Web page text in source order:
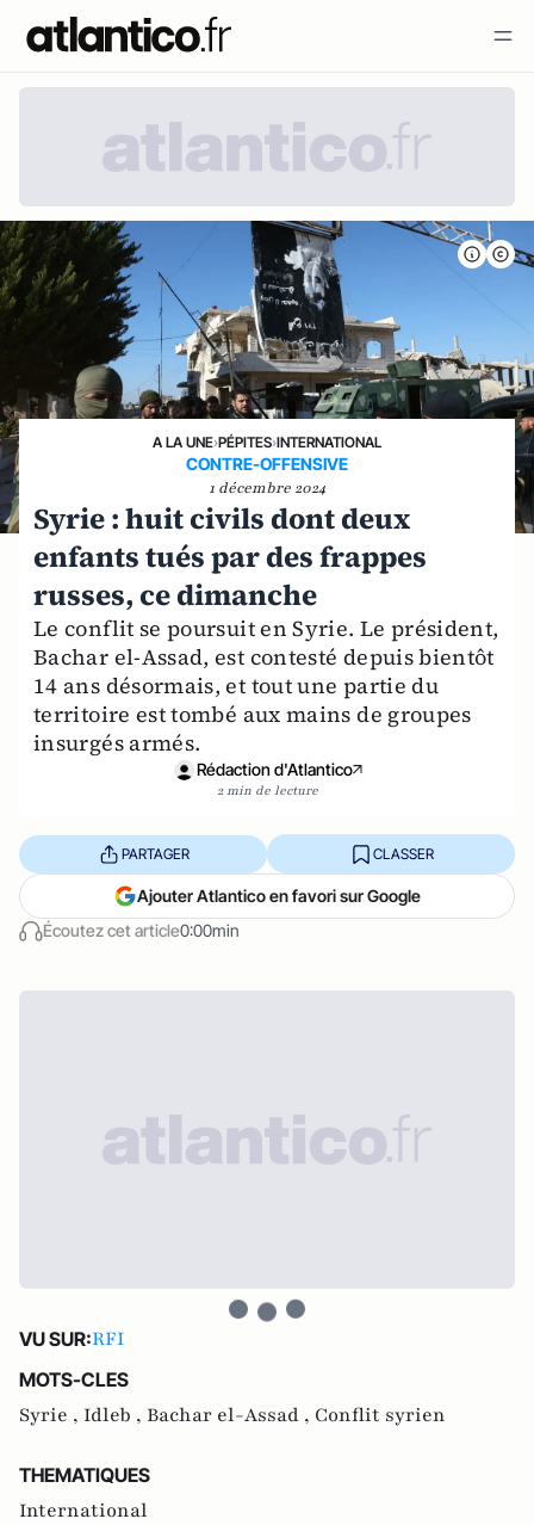
A LA UNE›PÉPITES›INTERNATIONAL
CONTRE-OFFENSIVE
1 décembre 2024
Syrie : huit civils dont deux
enfants tués par des frappes
russes, ce dimanche
Le conflit se poursuit en Syrie. Le président,
Bachar el-Assad, est contesté depuis bientôt
14 ans désormais, et tout une partie du
territoire est tombé aux mains de groupes
insurgés armés.
Rédaction d'Atlantico
2 min de lecture
Écoutez cet article0:00min
PARTAGER CLASSER
Ajouter Atlantico en favori sur Google
VU SUR:RFI
MOTS-CLES
Syrie , Idleb , Bachar el-Assad , Conflit syrien
THEMATIQUES
International